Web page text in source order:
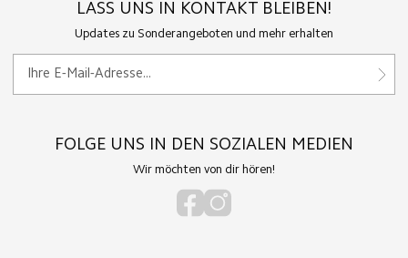
LASS UNS IN KONTAKT BLEIBEN!
Updates zu Sonderangeboten und mehr erhalten
FOLGE UNS IN DEN SOZIALEN MEDIEN
Wir möchten von dir hören!